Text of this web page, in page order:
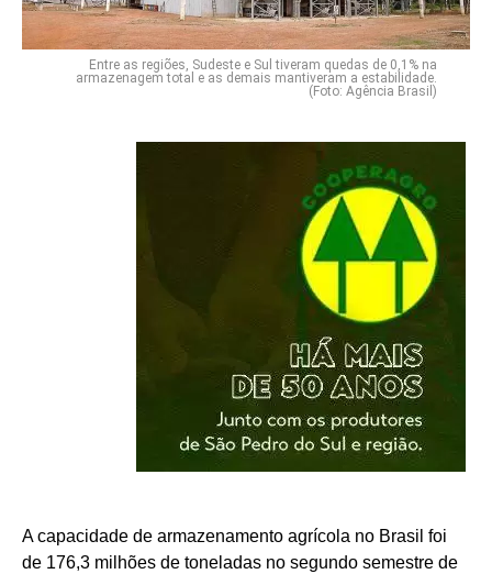
Entre as regiões, Sudeste e Sul tiveram quedas de 0,1% na
armazenagem total e as demais mantiveram a estabilidade.
(Foto: Agência Brasil)
A capacidade de armazenamento agrícola no Brasil foi
de 176,3 milhões de toneladas no segundo semestre de